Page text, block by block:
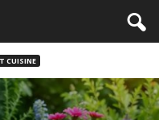
CUISINE